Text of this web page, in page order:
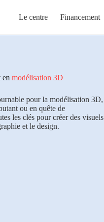
Le centre Financement
enmodélisation 3D
pour la modélisation 3D,
ou en quête de
les clés pour créer des visuels
et le design.